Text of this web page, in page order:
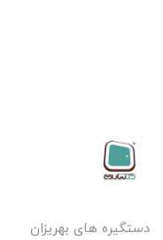
دستگیره های بهریزان